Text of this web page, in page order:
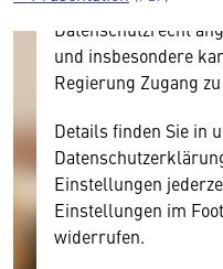
Datenschutzrecht
und insbesondere
Regierung Zugang
Details finden Sie in
Einstellungen
Einstellungen im
widerrufen.